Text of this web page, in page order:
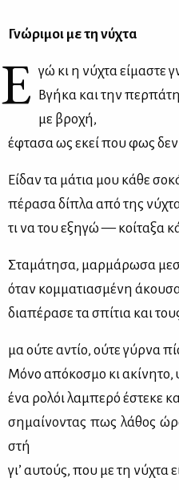
Γνώ­ρι­μοι με τη νύ­χτα
Ε γώ κι η νύ­χτα εί­μα­στε
Βγή­κα και την
με βρο­χή,
έφτα­σα ως εκεί που φως
Εί­δαν τα μά­τια μου κά­θε
πέ­ρα­σα δί­πλα από της
τι να του εξη­γώ — κοί­τα­ξα
Στα­μά­τη­σα, μαρ­μά­ρω­σα
όταν κομ­μα­τια­σμέ­νη
δια­πέ­ρα­σε τα σπί­τια και
μα ού­τε αντίο, ού­τε γύρ­να
Μό­νο από­κο­σμο κι
ένα ρο­λόι λα­μπε­ρό έστε­κε
ση­μαί­νο­ντας πως λά­θος
στή
γι’ αυ­τούς, που με τη νύ­χτα